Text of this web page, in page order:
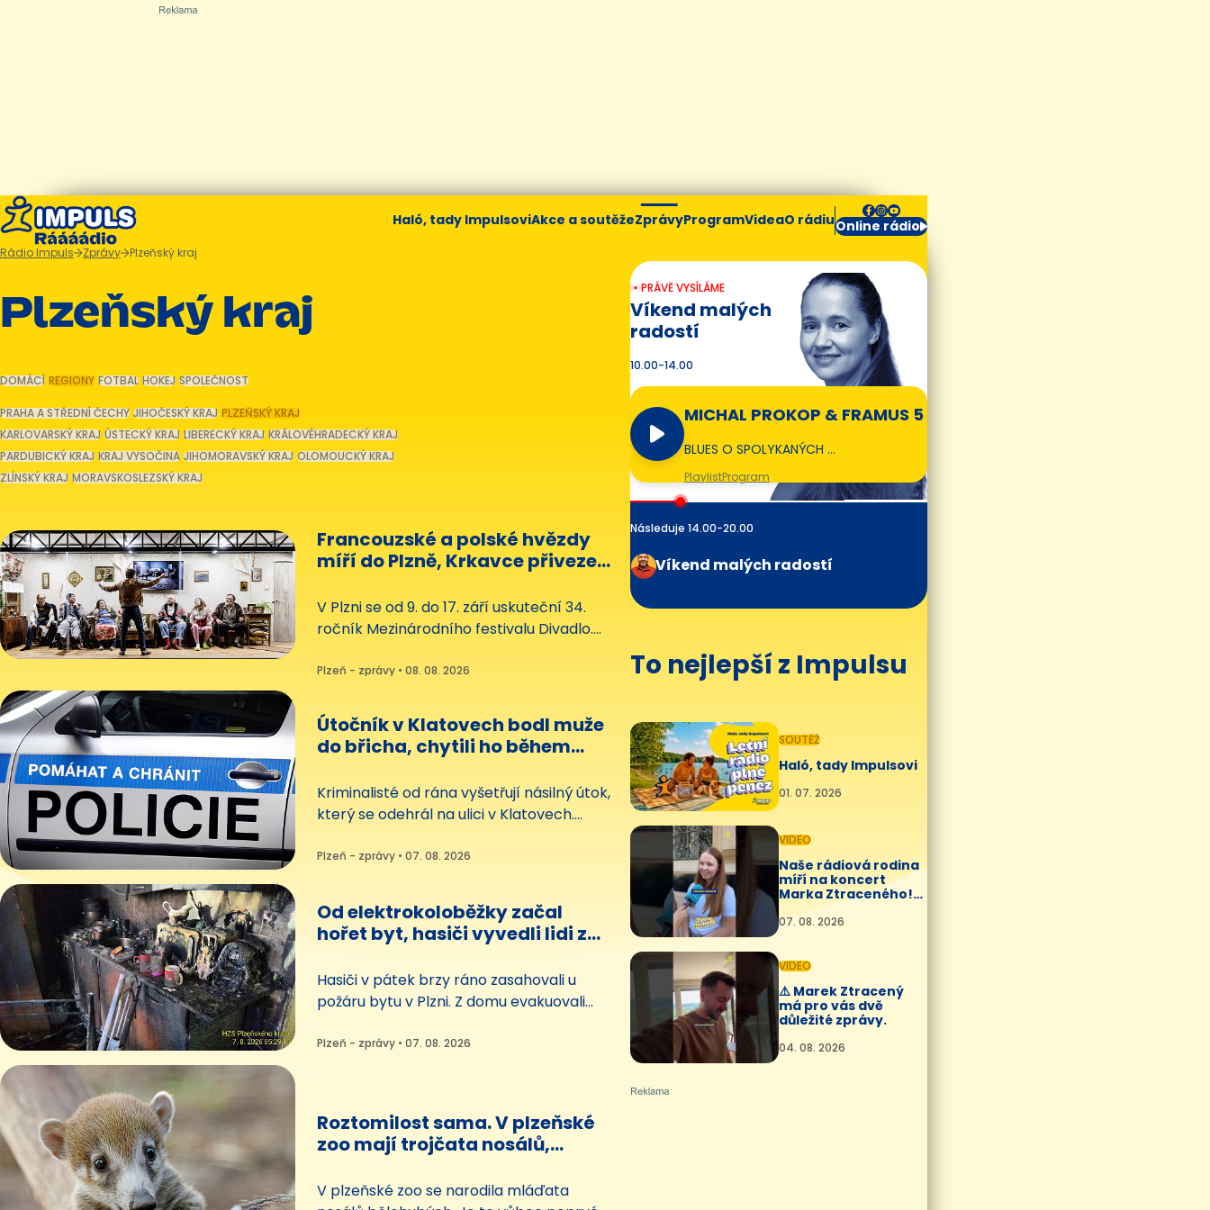
Haló, tady ImpulsoviAkce a soutěžeZprávyProgramVideaO rádiuOnline rádio
Rádio Impuls Zprávy Plzeňský kraj
Plzeňský kraj
DOMÁCÍ REGIONY FOTBAL HOKEJ SPOLEČNOST
PRAHA A STŘEDNÍ ČECHY JIHOČESKÝ KRAJ PLZEŇSKÝ KRAJ
KARLOVARSKÝ KRAJ ÚSTECKÝ KRAJ LIBERECKÝ KRAJ KRÁLOVÉHRADECKÝ KRAJ
PARDUBICKÝ KRAJ KRAJ VYSOČINA JIHOMORAVSKÝ KRAJ OLOMOUCKÝ KRAJ
ZLÍNSKÝ KRAJ MORAVSKOSLEZSKÝ KRAJ
Francouzské a polské hvězdy
míří do Plzně, Krkavce přiveze
V Plzni se od 9. do 17. září uskuteční 34.
ročník Mezinárodního festivalu Divadlo.
polské a dva francouzské soubory.
Plzeň - zprávy • 08. 08. 2026
Útočník v Klatovech bodl muže
do břicha, chytili ho během
Kriminalisté od rána vyšetřují násilný útok,
který se odehrál na ulici v Klatovech.
mladšího muže. Ten skončil vážně
Plzeň - zprávy • 07. 08. 2026
Od elektrokoloběžky začal
hořet byt, hasiči vyvedli lidi z
Hasiči v pátek brzy ráno zasahovali u
požáru bytu v Plzni. Z domu evakuovali
vyváděcích masek. Plameny napáchaly
Plzeň - zprávy • 07. 08. 2026
Roztomilost sama. V plzeňské
zoo mají trojčata nosálů,
V plzeňské zoo se narodila mláďata
PRÁVĚ VYSÍLÁME
Víkend malých
radostí
10.00-14.00
MICHAL PROKOP & FRAMUS 5
BLUES O SPOLYKANÝCH …
PlaylistProgram
Následuje 14.00-20.00
Víkend malých radostí
To nejlepší z Impulsu
SOUTĚŽ
Haló, tady Impulsovi
01. 07. 2026
VIDEO
Naše rádiová rodina
míří na koncert
Marka Ztraceného!
07. 08. 2026
VIDEO
⚠️ Marek Ztracený
má pro vás dvě
důležité zprávy.
04. 08. 2026